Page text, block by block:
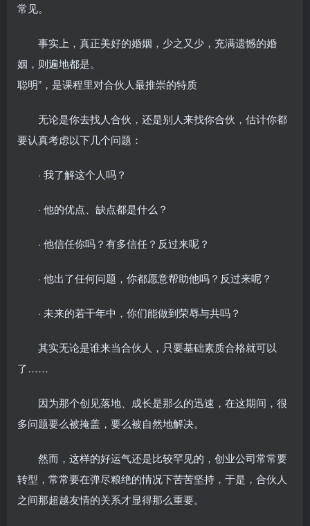
常见。
事实上，真正美好的婚姻，少之又少，充满遗憾的婚
姻，则遍地都是。
聪明”，是课程里对合伙人最推崇的特质
无论是你去找人合伙，还是别人来找你合伙，估计你都
要认真考虑以下几个问题：
· 我了解这个人吗？
· 他的优点、缺点都是什么？
· 他信任你吗？有多信任？反过来呢？
· 他出了任何问题，你都愿意帮助他吗？反过来呢？
· 未来的若干年中，你们能做到荣辱与共吗？
其实无论是谁来当合伙人，只要基础素质合格就可以
了……
因为那个创见落地、成长是那么的迅速，在这期间，很
多问题要么被掩盖，要么被自然地解决。
然而，这样的好运气还是比较罕见的，创业公司常常要
转型，常常要在弹尽粮绝的情况下苦苦坚持，于是，合伙人
之间那超越友情的关系才显得那么重要。